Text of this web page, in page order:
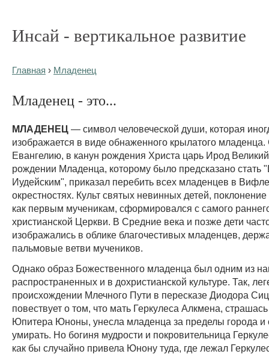
Инсай - вертикальное развитие
Главная › Младенец
Младенец - это...
МЛАДЕНЕЦ — символ человеческой души, которая
изображается в виде обнаженного крылатого младенца.
Евангелию, в канун рождения Христа царь Ирод
рождении Младенца, которому было предсказано стать
Иудейским", приказал перебить всех младенцев в
окрестностях. Культ святых невинных детей,
как первым мученикам, сформировался с самого
христианской Церкви. В Средние века и позже дети
изображались в облике благочестивых младенцев,
пальмовые ветви мучеников.
Однако образ Божественного младенца был одним из
распространенных и в дохристианской культуре. Так,
происхождении Млечного Пути в пересказе Диодора
повествует о том, что мать Геркулеса Алкмена,
Юпитера Юноны, унесла младенца за пределы города и
умирать. Но богиня мудрости и покровительница
как бы случайно привела Юнону туда, где лежал